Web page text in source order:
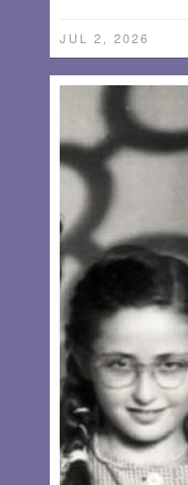
JUL 2, 2026